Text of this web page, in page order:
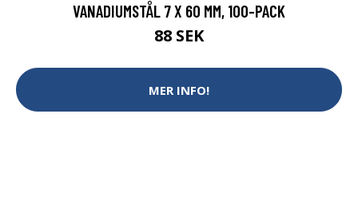
VANADIUMSTÅL 7 X 60 MM, 100-PACK
88 SEK
MER INFO!